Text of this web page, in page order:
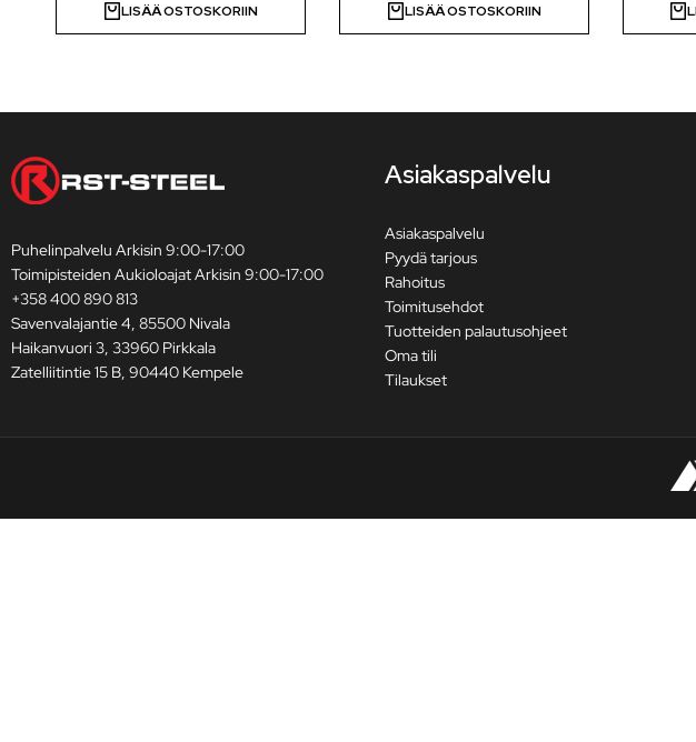
LISÄÄ OSTOSKORIIN LISÄÄ OSTOSKORIIN
Puhelinpalvelu Arkisin 9:00-17:00
Toimipisteiden Aukioloajat Arkisin 9:00-17:00
+358 400 890 813
Savenvalajantie 4, 85500 Nivala
Haikanvuori 3, 33960 Pirkkala
Zatelliitintie 15 B, 90440 Kempele
Asiakaspalvelu
Asiakaspalvelu
Pyydä tarjous
Rahoitus
Toimitusehdot
Tuotteiden palautusohjeet
Oma tili
Tilaukset